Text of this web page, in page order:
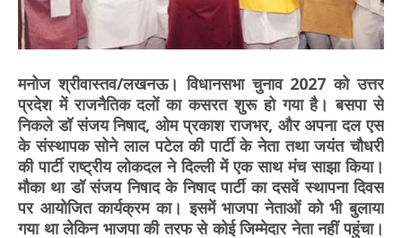
मनोज श्रीवास्तव/लखनऊ। विधानसभा चुनाव 2027 को उत्तर
प्रदेश में राजनैतिक दलों का कसरत शुरू हो गया है। बसपा से
निकले डॉ संजय निषाद, ओम प्रकाश राजभर, और अपना दल एस
के संस्थापक सोने लाल पटेल की पार्टी के नेता तथा जयंत चौधरी
की पार्टी राष्ट्रीय लोकदल ने दिल्ली में एक साथ मंच साझा किया।
मौका था डॉ संजय निषाद के निषाद पार्टी का दसवें स्थापना दिवस
पर आयोजित कार्यक्रम का। इसमें भाजपा नेताओं को भी बुलाया
गया था लेकिन भाजपा की तरफ से कोई जिम्मेदार नेता नहीं पहुंचा।